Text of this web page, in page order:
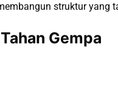
struktur
Gempa